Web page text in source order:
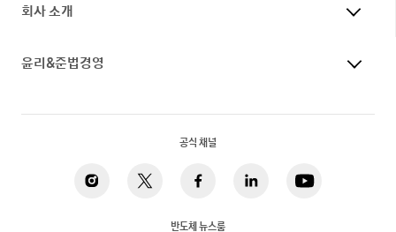
회사 소개
윤리&준법경영
공식 채널
반도체 뉴스룸